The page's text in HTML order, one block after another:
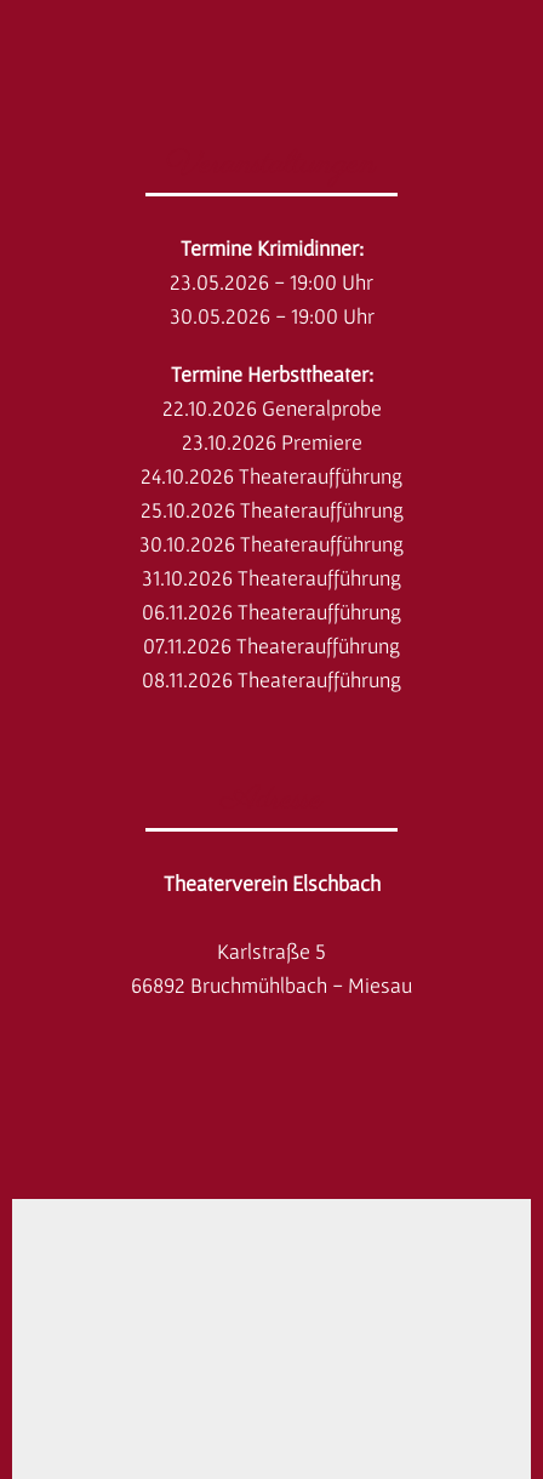
​Termine Krimidinner:
23.05.2026 - 19:00 Uhr
30.05.2026 - 19:00 Uhr
Termine Herbsttheater:
22.10.2026 Generalprobe
23.10.2026 Premiere
24.10.2026 Theateraufführung
25.10.2026 Theateraufführung
30.10.2026 Theateraufführung
31.10.2026 Theateraufführung
06.11.2026 Theateraufführung
07.11.2026 Theateraufführung
08.11.2026 Theateraufführung
Theaterverein Elschbach
Karlstraße 5
66892 Bruchmühlbach - Miesau